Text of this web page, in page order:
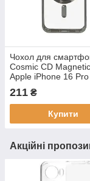
Чохол для
Cosmic CD
Apple iPhone 16
антиударний,
MagSafe
211 ₴
Купити
Акційні